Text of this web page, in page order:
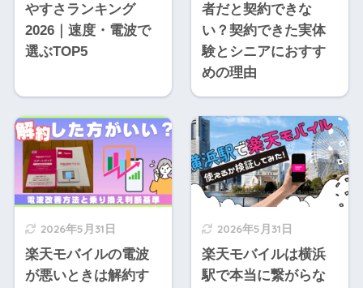
やすさランキング
2026｜速度・電波で
選ぶTOP5
者だと契約できな
い？契約できた実体
験とシニアにおすす
めの理由
2026年5月31日
楽天モバイルの電波
が悪いときは解約す
2026年5月31日
楽天モバイルは横浜
駅で本当に繋がらな